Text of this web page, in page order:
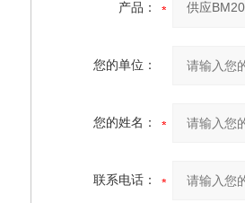
产品：
您的单位：
您的姓名：
联系电话：